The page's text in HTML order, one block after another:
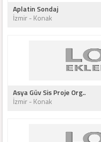
Aplatin Sondaj
İzmir - Konak
Asya Güv Sis Proje Org..
İzmir - Konak